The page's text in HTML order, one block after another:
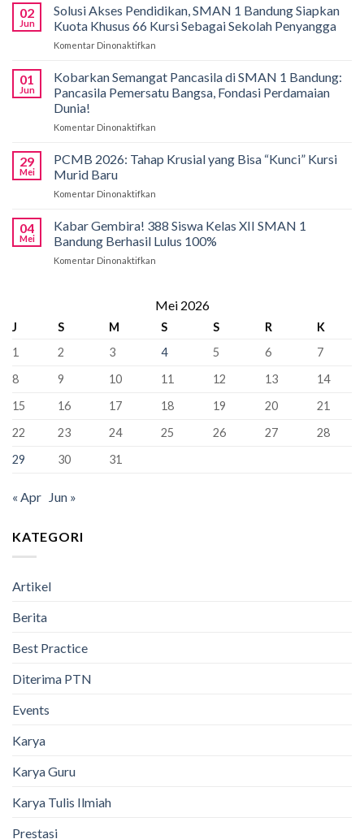
di
Bali!
Siswa
Bandung
Borong
Biology
02
Jun
Solusi Akses Pendidikan, SMAN 1 Bandung Siapkan
Kuota Khusus 66 Kursi Sebagai Sekolah Penyangga
Komentar Dinonaktifkan
Akses
Pendidikan,
SMAN
Kuota
Khusus
Sekolah
Penyangga
01
Jun
Kobarkan Semangat Pancasila di SMAN 1 Bandung:
Pancasila Pemersatu Bangsa, Fondasi Perdamaian
Dunia!
Komentar Dinonaktifkan
Semangat
Pancasila
Bandung:
Pancasila
Dunia!
29
Mei
PCMB 2026: Tahap Krusial yang Bisa “Kunci” Kursi
Murid Baru
Komentar Dinonaktifkan
2026:
Tahap
Krusial
Kursi
Baru
04
Mei
Kabar Gembira! 388 Siswa Kelas XII SMAN 1
Bandung Berhasil Lulus 100%
Komentar Dinonaktifkan
388
Kelas
SMAN
Bandung
Lulus
100%
Mei 2026
J S M S S R
K
1
2 3 4 5 6
7
8
9 10 11 12 13
14
15
16 17 18 19 20
21
22
23 24 25 26 27
28
29
30 31
« Apr Jun »
KATEGORI
Artikel
Berita
Best Practice
Diterima PTN
Events
Karya
Karya Guru
Karya Tulis Ilmiah
Prestasi